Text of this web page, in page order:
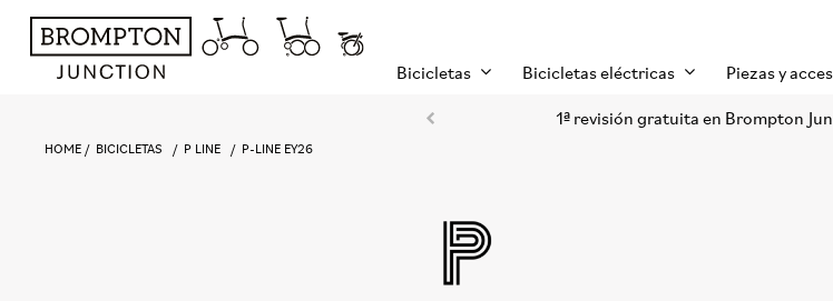
Bicicletas Bicicletas eléctricas Piezas y
1ª revisión gratuita en Brompton
HOME BICICLETAS P LINE P-LINE EY26